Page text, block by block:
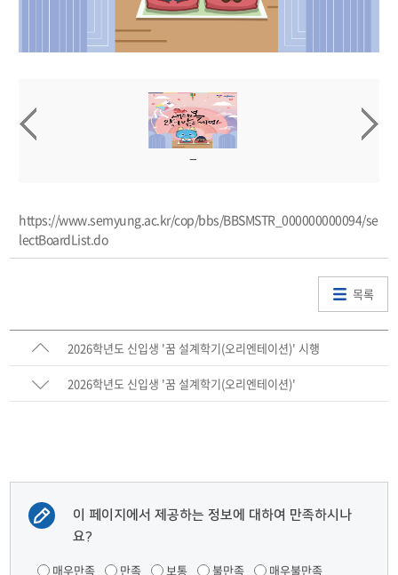
https://www.semyung.ac.kr/cop/bbs/BBSMSTR_000000000094/se
lectBoardList.do
목록
2026학년도 신입생 '꿈 설계학기(오리엔테이션)' 시행
2026학년도 신입생 '꿈 설계학기(오리엔테이션)'
이 페이지에서 제공하는 정보에 대하여 만족하시나
요?
매우만족 만족 보통 불만족 매우불만족